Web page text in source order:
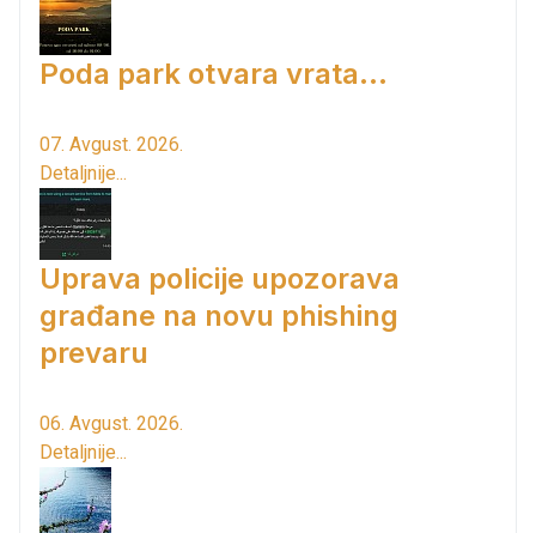
Poda park otvara vrata...
07. Avgust. 2026.
Detaljnije...
Uprava policije upozorava
građane na novu phishing
prevaru
06. Avgust. 2026.
Detaljnije...